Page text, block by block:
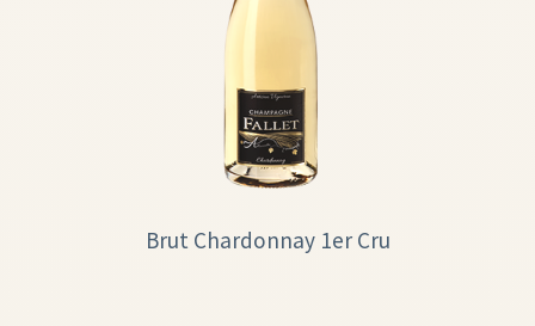
Brut Chardonnay 1er Cru